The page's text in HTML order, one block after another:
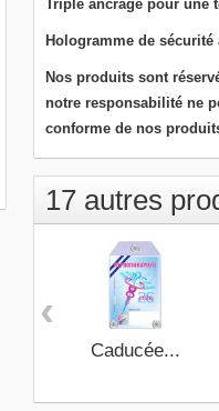
Triple ancrage pour une
Hologramme de sécurité
Nos produits sont
notre responsabilité ne
conforme de nos
17 autres
Caducée...
‹